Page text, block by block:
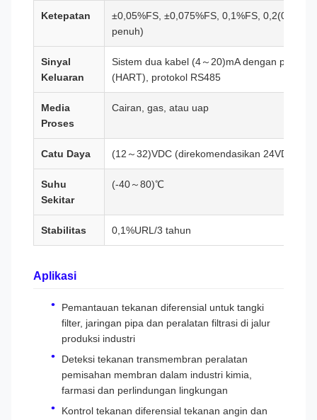
Ketepatan
±0,05%FS, ±0,075%FS, 0,1%FS,
penuh)
Sinyal
Keluaran
Sistem dua kabel (4～20)mA dengan
(HART), protokol RS485
Media
Proses
Cairan, gas, atau uap
Catu Daya (12～32)VDC (direkomendasikan 24VDC)
Suhu
Sekitar
(-40～80)℃
Stabilitas 0,1%URL/3 tahun
Aplikasi
Pemantauan tekanan diferensial untuk tangki
filter, jaringan pipa dan peralatan filtrasi di jalur
produksi industri
Deteksi tekanan transmembran peralatan
pemisahan membran dalam industri kimia,
farmasi dan perlindungan lingkungan
Kontrol tekanan diferensial tekanan angin dan